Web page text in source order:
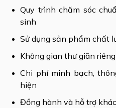
Quy trình chăm sóc
sinh
Sử dụng sản phẩm chất
Không gian thư giãn
Chi phí minh bạch,
hiện
Đồng hành và hỗ trợ